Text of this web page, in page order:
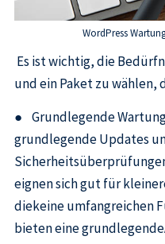
WordPress
Es ist wichtig, die
und ein Paket zu wählen,
● Grundlegende
grundlegende Updates
eignen sich gut für
diekeine umfangreichen
bieten eine